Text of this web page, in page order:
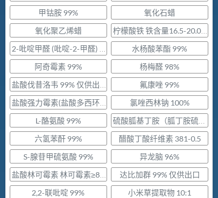
甲钴胺 99%
氧化石蜡
氧化聚乙烯蜡
柠檬酸铁 铁含量16.5-20.0%
2-吡啶甲醛 (吡啶-2-甲醛) 98%
水杨酸苯酯 99%
阿奇霉素 99%
杨梅醛 98%
盐酸伐昔洛韦 99% 仅供出口 氟康唑 99%
盐酸强力霉素(盐酸多西环素) 89.6%
氯唑西林钠 100%
L-酪氨酸 99%
硫酸胍基丁胺（胍丁胺硫酸盐） 99%
六氢苯酐 99%
醋酸丁酸纤维素 381-0.5
S-腺苷甲硫氨酸 99%
异龙脑 96%
盐酸林可霉素 林可霉素≥82.5% 仅供出口
达比加群 99% 仅供出口
2,2-联吡啶 99%
小米草提取物 10:1